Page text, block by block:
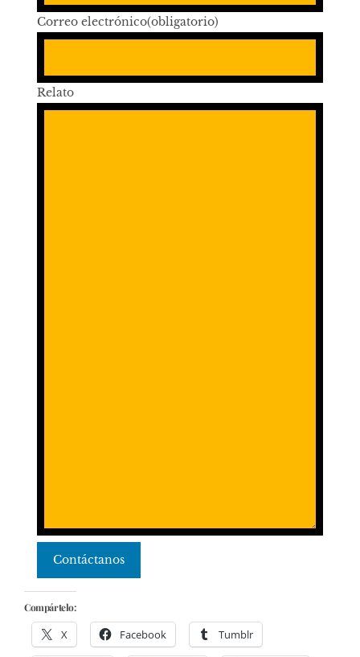
Correo electrónico(obligatorio)
Relato
Contáctanos
Compártelo:
X Facebook Tumblr